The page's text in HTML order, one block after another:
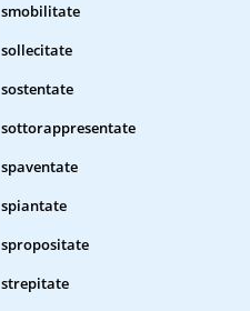
smobilitate
sollecitate
sostentate
sottorappresentate
spaventate
spiantate
spropositate
strepitate